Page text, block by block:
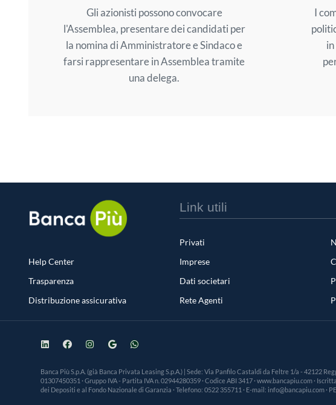
Gli azionisti possono convocare
l'Assemblea, presentare dei candidati per
la nomina di Amministratore e Sindaco e
farsi rappresentare in Assemblea tramite
una delega.
I
Help Center
Trasparenza
Distribuzione assicurativa
Link utili
Privati
Imprese
Dati societari
Rete Agenti
Banca Più S.p.A. (già Banca Privata Leasing S.p.A.) | Sede: Via Panfilo Castaldi da Feltre 1/a - 42122
01307450351 · Gruppo IVA - Partita IVA n. 02944280359 · Codice ABI 3417 · www.bancapiu.com ·
dei Depositi e al Fondo Nazionale di Garanzia · Telefono: 0522 355711 · E-mail: info@bancapiu.com ·